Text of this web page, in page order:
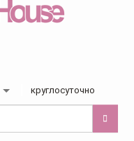
круглосуточно